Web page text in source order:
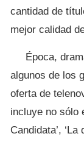
cantidad de
mejor calidad
Época,
algunos de los
oferta de
incluye no sólo
Candidata’,